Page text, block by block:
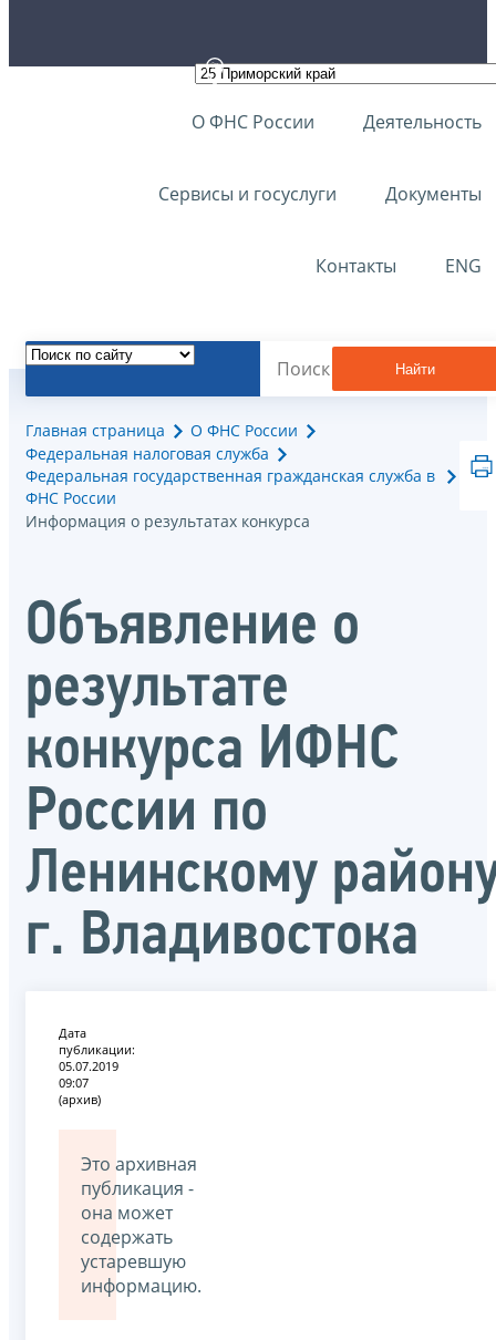
О ФНС России Деятельность
Сервисы и госуслуги Документы
Контакты ENG
Найти
Главная страница
О ФНС России
Федеральная налоговая служба
Федеральная государственная гражданская служба в
ФНС России
Информация о результатах конкурса
Объявление о
результате
конкурса ИФНС
России по
Ленинскому
г. Владивостока
Дата
публикации:
05.07.2019
09:07
(архив)
Это архивная
публикация -
она может
содержать
устаревшую
информацию.